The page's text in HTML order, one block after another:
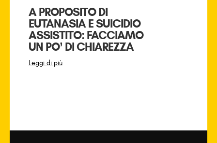
A PROPOSITO DI
EUTANASIA E SUICIDIO
ASSISTITO: FACCIAMO
UN PO’ DI CHIAREZZA
Leggi di più